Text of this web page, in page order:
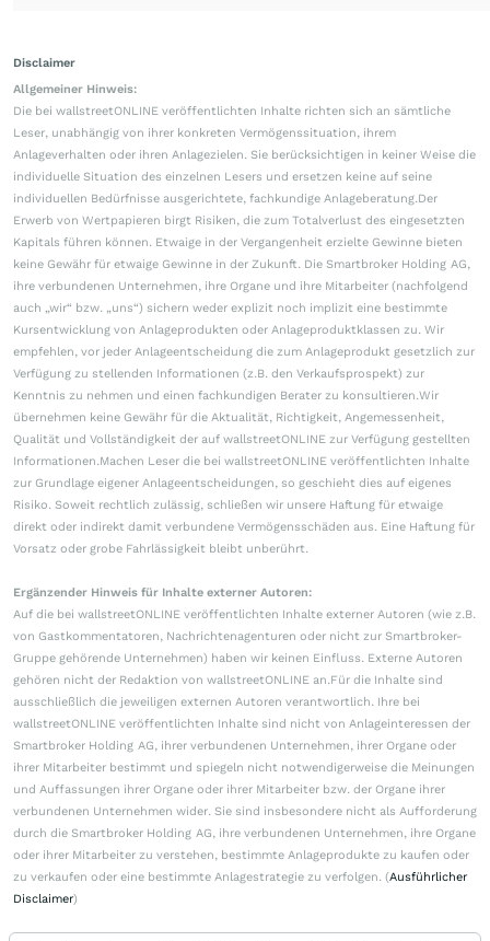
Disclaimer
Allgemeiner Hinweis:
Die bei wallstreetONLINE veröffentlichten Inhalte richten sich an sämtliche
Leser, unabhängig von ihrer konkreten Vermögenssituation, ihrem
Anlageverhalten oder ihren Anlagezielen. Sie berücksichtigen in keiner Weise die
individuelle Situation des einzelnen Lesers und ersetzen keine auf seine
individuellen Bedürfnisse ausgerichtete, fachkundige Anlageberatung.Der
Erwerb von Wertpapieren birgt Risiken, die zum Totalverlust des eingesetzten
Kapitals führen können. Etwaige in der Vergangenheit erzielte Gewinne bieten
keine Gewähr für etwaige Gewinne in der Zukunft. Die Smartbroker Holding AG,
ihre verbundenen Unternehmen, ihre Organe und ihre Mitarbeiter (nachfolgend
auch „wir“ bzw. „uns“) sichern weder explizit noch implizit eine bestimmte
Kursentwicklung von Anlageprodukten oder Anlageproduktklassen zu. Wir
empfehlen, vor jeder Anlageentscheidung die zum Anlageprodukt gesetzlich zur
Verfügung zu stellenden Informationen (z.B. den Verkaufsprospekt) zur
Kenntnis zu nehmen und einen fachkundigen Berater zu konsultieren.Wir
übernehmen keine Gewähr für die Aktualität, Richtigkeit, Angemessenheit,
Qualität und Vollständigkeit der auf wallstreetONLINE zur Verfügung gestellten
Informationen.Machen Leser die bei wallstreetONLINE veröffentlichten Inhalte
zur Grundlage eigener Anlageentscheidungen, so geschieht dies auf eigenes
Risiko. Soweit rechtlich zulässig, schließen wir unsere Haftung für etwaige
direkt oder indirekt damit verbundene Vermögensschäden aus. Eine Haftung für
Vorsatz oder grobe Fahrlässigkeit bleibt unberührt.
Ergänzender Hinweis für Inhalte externer Autoren:
Auf die bei wallstreetONLINE veröffentlichten Inhalte externer Autoren (wie z.B.
von Gastkommentatoren, Nachrichtenagenturen oder nicht zur Smartbroker-
Gruppe gehörende Unternehmen) haben wir keinen Einfluss. Externe Autoren
gehören nicht der Redaktion von wallstreetONLINE an.Für die Inhalte sind
ausschließlich die jeweiligen externen Autoren verantwortlich. Ihre bei
wallstreetONLINE veröffentlichten Inhalte sind nicht von Anlageinteressen der
Smartbroker Holding AG, ihrer verbundenen Unternehmen, ihrer Organe oder
ihrer Mitarbeiter bestimmt und spiegeln nicht notwendigerweise die Meinungen
und Auffassungen ihrer Organe oder ihrer Mitarbeiter bzw. der Organe ihrer
verbundenen Unternehmen wider. Sie sind insbesondere nicht als Aufforderung
durch die Smartbroker Holding AG, ihre verbundenen Unternehmen, ihre Organe
oder ihrer Mitarbeiter zu verstehen, bestimmte Anlageprodukte zu kaufen oder
zu verkaufen oder eine bestimmte Anlagestrategie zu verfolgen. (Ausführlicher
Disclaimer)